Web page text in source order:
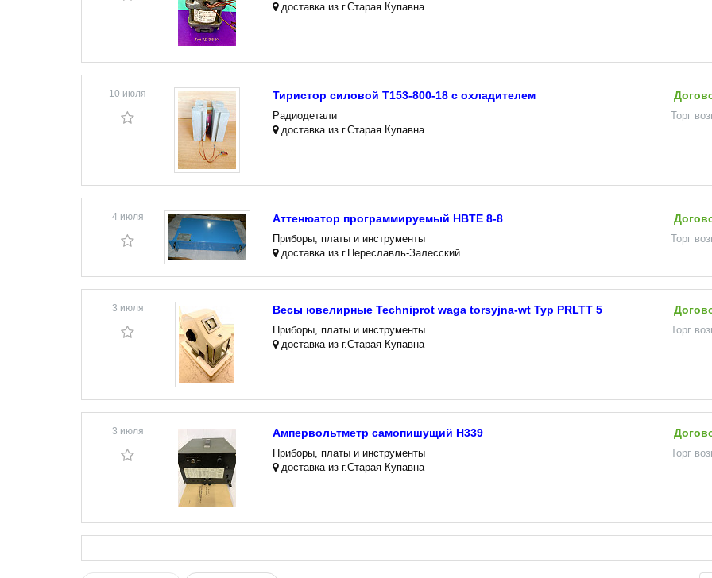
доставка из г.Старая Купавна
10 июля Тиристор силовой Т153-800-18 с охладителем
Радиодетали
доставка из г.Старая Купавна
Торг
4 июля Аттенюатор программируемый HBTE 8-8
Приборы, платы и инструменты
доставка из г.Переславль-Залесский
Торг
3 июля Весы ювелирные Techniprot waga torsyjna-wt Typ PRLTT 5
Приборы, платы и инструменты
доставка из г.Старая Купавна
Торг
3 июля Ампервольтметр самопишущий Н339
Приборы, платы и инструменты
доставка из г.Старая Купавна
Торг